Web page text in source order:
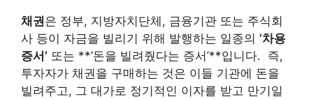
채권은 정부, 지방자치단체, 금융기관 또는 주식회
사 등이 자금을 빌리기 위해 발행하는 일종의 ‘차용
증서’ 또는 **’돈을 빌려줬다는 증서’**입니다. 즉,
투자자가 채권을 구매하는 것은 이들 기관에 돈을
빌려주고, 그 대가로 정기적인 이자를 받고 만기일